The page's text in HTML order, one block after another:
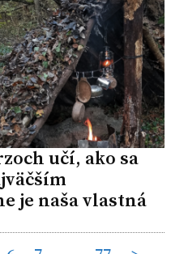
učí, ako sa
je naša vlastná